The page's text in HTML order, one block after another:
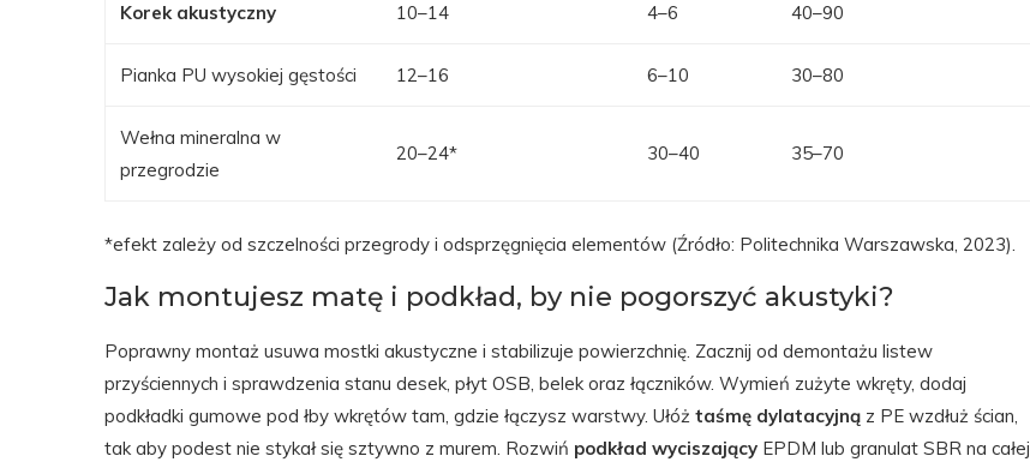
Korek akustyczny 10–14 4–6 40–90
Pianka PU wysokiej gęstości 12–16 6–10 30–80
Wełna mineralna w
przegrodzie
20–24* 30–40 35–70
*efekt zależy od szczelności przegrody i odsprzęgnięcia elementów (Źródło: Politechnika Warszawska, 2023).
Jak montujesz matę i podkład, by nie pogorszyć akustyki?
Poprawny montaż usuwa mostki akustyczne i stabilizuje powierzchnię. Zacznij od demontażu listew
przyściennych i sprawdzenia stanu desek, płyt OSB, belek oraz łączników. Wymień zużyte wkręty, dodaj
podkładki gumowe pod łby wkrętów tam, gdzie łączysz warstwy. Ułóż taśmę dylatacyjną z PE wzdłuż ścian,
tak aby podest nie stykał się sztywno z murem. Rozwiń podkład wyciszający EPDM lub granulat SBR na całej